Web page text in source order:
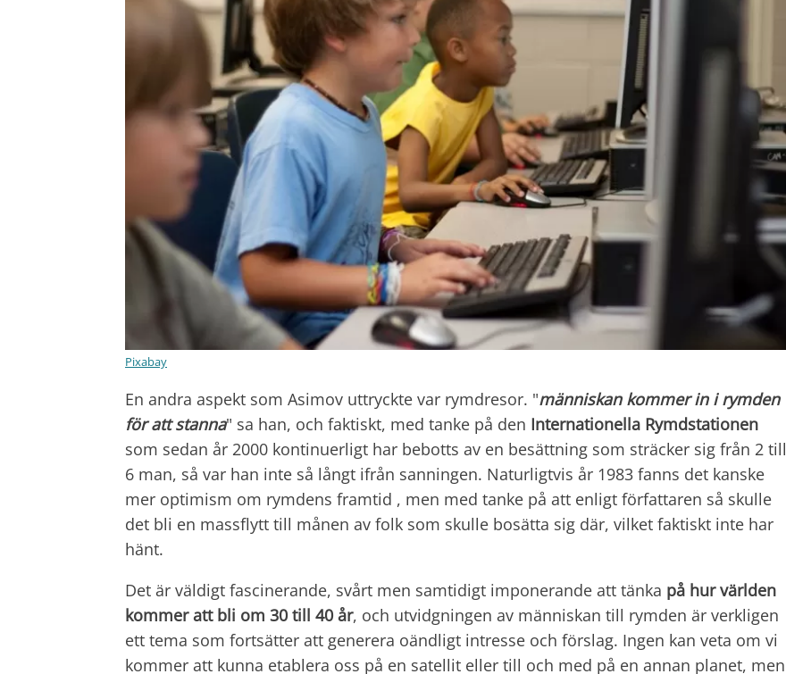
Pixabay
En andra aspekt som Asimov uttryckte var rymdresor. "människan kommer in i rymden
för att stanna" sa han, och faktiskt, med tanke på den Internationella Rymdstationen
som sedan år 2000 kontinuerligt har bebotts av en besättning som sträcker sig från 2 till
6 man, så var han inte så långt ifrån sanningen. Naturligtvis år 1983 fanns det kanske
mer optimism om rymdens framtid , men med tanke på att enligt författaren så skulle
det bli en massflytt till månen av folk som skulle bosätta sig där, vilket faktiskt inte har
hänt.
Det är väldigt fascinerande, svårt men samtidigt imponerande att tänka på hur världen
kommer att bli om 30 till 40 år, och utvidgningen av människan till rymden är verkligen
ett tema som fortsätter att generera oändligt intresse och förslag. Ingen kan veta om vi
kommer att kunna etablera oss på en satellit eller till och med på en annan planet, men